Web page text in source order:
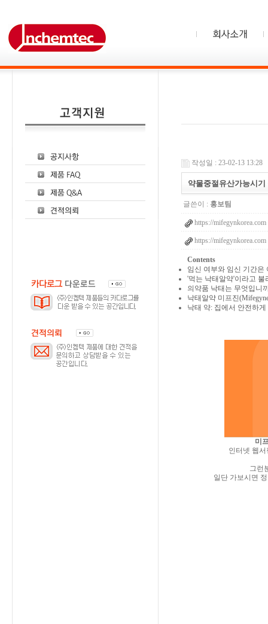
작성일 : 23-02-13 13:28
약물중절유산가능시
글쓴이 : 홍보팀
https://mifegynkorea.com
https://mifegynkorea.com
Contents
임신 여부와 임신 기간은
'먹는 낙태알약'이라고 불
의약품 낙태는 무엇입니
낙태알약 미프진
낙태 약: 집에서 안전하
미
인터넷 웹
그런
일단 가보시면